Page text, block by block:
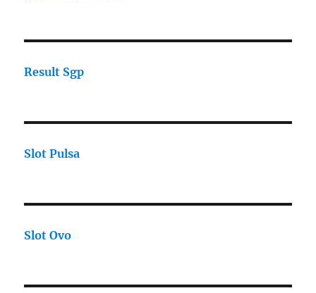
Result Sgp
Slot Pulsa
Slot Ovo